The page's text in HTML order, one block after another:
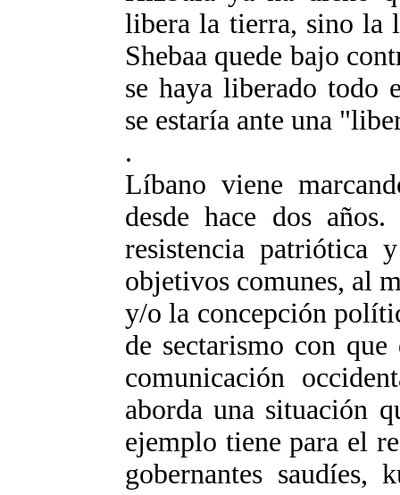
libera la tierra, sino la
Shebaa quede bajo
se haya liberado todo
se estaría ante una
.
Líbano viene
desde hace dos
resistencia patriótica
objetivos comunes, al
y/o la concepción
de sectarismo con
comunicación
aborda una situación
ejemplo tiene para el
gobernantes saudíes,